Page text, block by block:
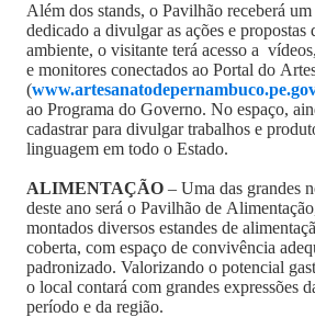
Além dos stands, o Pavilhão receberá
dedicado a divulgar as ações e propostas
ambiente, o visitante terá acesso a
e monitores conectados ao Portal do
(
ao Programa do Governo. No espaço,
cadastrar para divulgar trabalhos e
linguagem em todo o Estado.
ALIMENTAÇÃO – Uma das grandes
deste ano será o Pavilhão de
montados diversos estandes de
coberta, com espaço de convivência
padronizado. Valorizando o potencial
o local contará com grandes expressões
período e da região.